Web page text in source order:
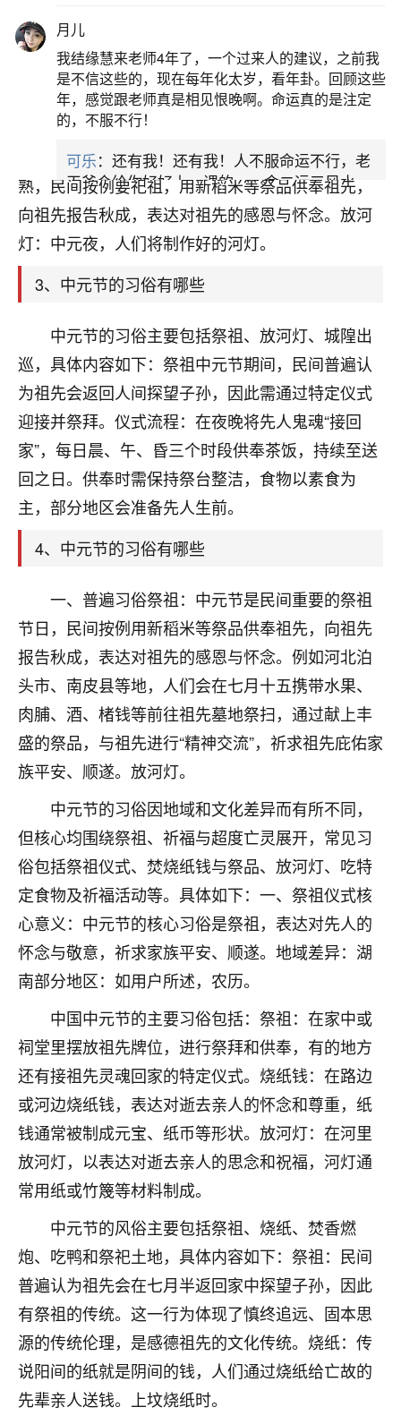
2、中元节的习俗有哪些
中元节的习俗主要包括祭祖、放河灯、祀亡
魂、焚纸锭、祭祀土地等，不同地区还有特色活
动。具体如下：普遍性习俗祭祖：中元节是民间初
秋庆贺丰收、酬谢大地的节日，此时很多农作物成
熟，民间按例要祀祖，用新稻米等祭品供奉祖先，
向祖先报告秋成，表达对祖先的感恩与怀念。放河
灯：中元夜，人们将制作好的河灯。
3、中元节的习俗有哪些
中元节的习俗主要包括祭祖、放河灯、城隍出
巡，具体内容如下：祭祖中元节期间，民间普遍认
为祖先会返回人间探望子孙，因此需通过特定仪式
迎接并祭拜。仪式流程：在夜晚将先人鬼魂“接回
家”，每日晨、午、昏三个时段供奉茶饭，持续至送
回之日。供奉时需保持祭台整洁，食物以素食为
主，部分地区会准备先人生前。
4、中元节的习俗有哪些
一、普遍习俗祭祖：中元节是民间重要的祭祖
节日，民间按例用新稻米等祭品供奉祖先，向祖先
报告秋成，表达对祖先的感恩与怀念。例如河北泊
头市、南皮县等地，人们会在七月十五携带水果、
肉脯、酒、楮钱等前往祖先墓地祭扫，通过献上丰
盛的祭品，与祖先进行“精神交流”，祈求祖先庇佑家
族平安、顺遂。放河灯。
中元节的习俗因地域和文化差异而有所不同，
但核心均围绕祭祖、祈福与超度亡灵展开，常见习
俗包括祭祖仪式、焚烧纸钱与祭品、放河灯、吃特
定食物及祈福活动等。具体如下：一、祭祖仪式核
心意义：中元节的核心习俗是祭祖，表达对先人的
怀念与敬意，祈求家族平安、顺遂。地域差异：湖
南部分地区：如用户所述，农历。
中国中元节的主要习俗包括：祭祖：在家中或
祠堂里摆放祖先牌位，进行祭拜和供奉，有的地方
还有接祖先灵魂回家的特定仪式。烧纸钱：在路边
或河边烧纸钱，表达对逝去亲人的怀念和尊重，纸
钱通常被制成元宝、纸币等形状。放河灯：在河里
放河灯，以表达对逝去亲人的思念和祝福，河灯通
常用纸或竹篾等材料制成。
中元节的风俗主要包括祭祖、烧纸、焚香燃
炮、吃鸭和祭祀土地，具体内容如下：祭祖：民间
普遍认为祖先会在七月半返回家中探望子孙，因此
有祭祖的传统。这一行为体现了慎终追远、固本思
源的传统伦理，是感德祖先的文化传统。烧纸：传
说阳间的纸就是阴间的钱，人们通过烧纸给亡故的
先辈亲人送钱。上坟烧纸时。
月儿
我结缘慧来老师4年了，一个过来人的建议，之前我
是不信这些的，现在每年化太岁，看年卦。回顾这些
年，感觉跟老师真是相见恨晚啊。命运真的是注定
的，不服不行！
可乐：还有我！还有我！人不服命运不行，老
天爷会给你好好上一课的。一命二运三风水，
哪样不服都不行！
平安是福：我也是每年找老师化太岁，看年
卦，认识老师3年了，都是缘分啊！
17分钟前 来自湖北
心若莲花
我是做餐饮的，这两年，生意屡屡受挫，店开一家关
一家，要么生意不好，生意好的就出事。前些年攒的
家底快败光了，真是倒霉！我也想找人看看到底怎么
回事？
鹿森：你可以找老师看看，人有时不服命不行
啊！
太阳当空赵：我也做餐饮的，生意不算大，但
是我从找店开始都是找慧来老师跟进的，选
址、风水、还有开业日子，哪哪都看了，虽然
大环境不好，但是我家生意还可以，前几天又
2小时前 来自海南 18
梦醒时分
我女儿高二叛逆，大半年不上学，一说她就要死要活
的，把我们两口子愁的不行，朋友给我推荐的慧来老
师，一开始我是病急乱投医，这半年来，法事一个个
做完，我女儿跟变了个人一样，不期望她能考多好的
大学，只要能安安稳稳的把书读了，身体心理都健健
康康的我就很知足了！
鹿森：可怜天下父母心啊！
3小时前 来自河北 16
付深
我是公司人事调整，有升迁机会，但同时竞争的我们
三个，找老师的时候是抱着侥幸心理，没想到老师看
着我晋升有望，我半信半疑的按照老师建议，做了化
太岁还有一个发钱粮，本来年前的人事调整，拖到年
后，我以为都没戏了，结果开年一上班，开会提拔升
职第一个就是我，职务无所谓，主要是底薪加了
3000，非常开心，无论如何，感恩感谢！🙏🏻
鹿森：恭喜升职加薪！！，请客吗？�
32
心心相印
我身体不太好，总是病病殃殃的，去检查又没什么大
问题，反正就是不舒服。中医西医看遍了，找不到问
题，后来无意中看到有人推荐慧来老师，跟老师聊过
之后，心情豁然开朗，也听老师建议，处理了一些因
果问题。今年以来，身体比以前好多，主要是心情好
了，老师说境随心转，现在深有体会了。
鹿森：是的，其实跟老师聊过之后，最大的感
触，首先就是心态会变好，万般皆是命，半点
不由人！